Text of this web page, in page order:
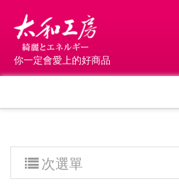
你一定會愛上的好商品
次選單